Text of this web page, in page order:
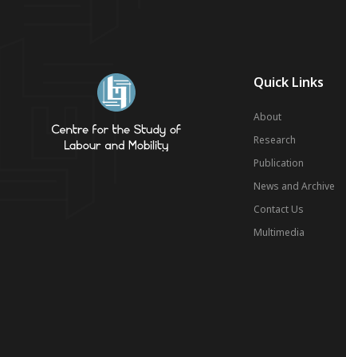
Quick Links
About
Research
Publication
News and Archive
Contact Us
Multimedia